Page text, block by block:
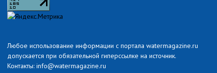
Любое использование информации с портала watermagazine.ru
допускается при обязательной гиперссылке на источник.
Контакты: info@watermagazine.ru